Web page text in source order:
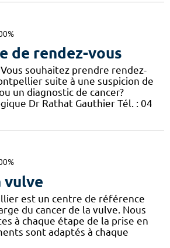
de rendez-vous
souhaitez prendre rendez-
suite à une suspicion de
un diagnostic de cancer?
Dr Rathat Gauthier Tél. : 04
vulve
est un centre de référence
du cancer de la vulve. Nous
à chaque étape de la prise en
sont adaptés à chaque